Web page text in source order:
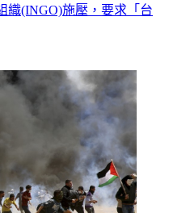
織(INGO)施壓，要求「台